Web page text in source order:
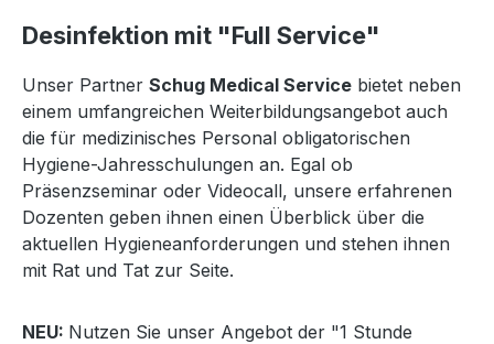
Desinfektion mit "Full Service"
Unser Partner Schug Medical Service bietet neben
einem umfangreichen Weiterbildungsangebot auch
die für medizinisches Personal obligatorischen
Hygiene-Jahresschulungen an. Egal ob
Präsenzseminar oder Videocall, unsere erfahrenen
Dozenten geben ihnen einen Überblick über die
aktuellen Hygieneanforderungen und stehen ihnen
mit Rat und Tat zur Seite.
NEU: Nutzen Sie unser Angebot der "1 Stunde